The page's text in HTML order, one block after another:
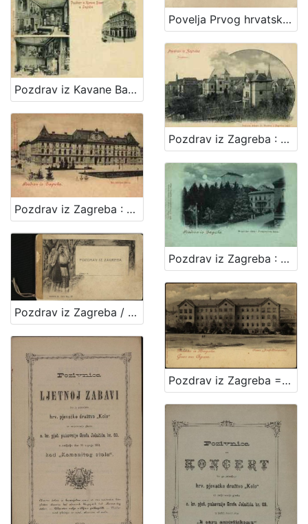
Povelja Prvog hrvatskog gradjevnog i obrtničkog društva za potporu bolestnih i nemoćnih članova
Pozdrav iz Kavane Bauer u Zagrebu
Pozdrav iz Zagreba : Josipovac
Pozdrav iz Zagreba : Kr. obrtna škola
Pozdrav iz Zagreba : Mesnička ulica i Pongračeva kuća
Pozdrav iz Zagreba / R. Mosinger, Zagreb
Pozdrav iz Zagreba = Gruss aus Agram : Franz Josef Universität